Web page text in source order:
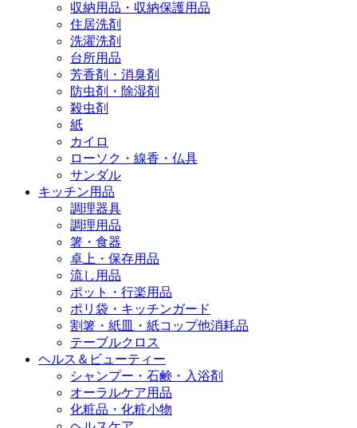
収納用品・収納保護用品
住居洗剤
洗濯洗剤
台所用品
芳香剤・消臭剤
防虫剤・除湿剤
殺虫剤
紙
カイロ
ローソク・線香・仏具
サンダル
キッチン用品
調理器具
調理用品
箸・食器
卓上・保存用品
流し用品
ポット・行楽用品
ポリ袋・キッチンガード
割箸・紙皿・紙コップ他消耗品
テーブルクロス
ヘルス＆ビューティー
シャンプー・石鹸・入浴剤
オーラルケア用品
化粧品・化粧小物